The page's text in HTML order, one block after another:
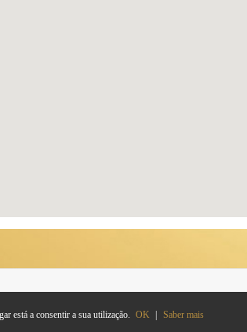
está a consentir a sua utilização. OK Saber mais